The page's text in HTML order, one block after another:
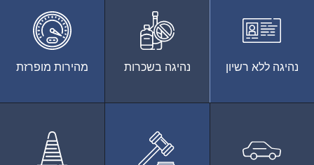
נהיגה ללא רשיון נהיגה בשכרות מהירות מופרזת